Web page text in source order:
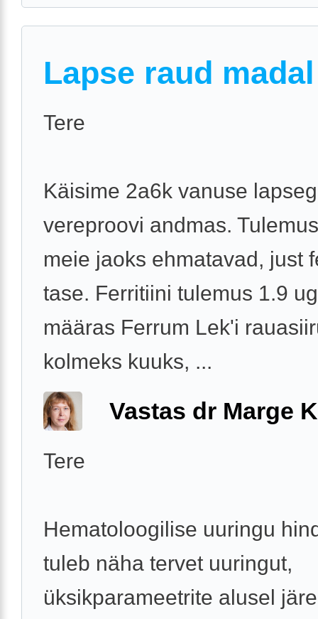
Lapse raud madal
Tere
Käisime 2a6k vanuse
vereproovi andmas.
meie jaoks ehmatavad, just
tase. Ferritiini tulemus 1.9
määras Ferrum Lek'i
kolmeks kuuks, ...
Vastas dr Marge
Tere
Hematoloogilise uuringu
tuleb näha tervet uuringut,
üksikparameetrite alusel